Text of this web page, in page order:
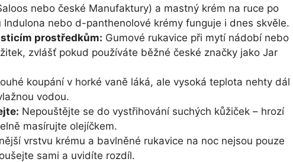
nebo české Manufaktury) a mastný krém na ruce po
nebo d-panthenolové krémy funguje i dnes skvěle.
prostředkům: Gumové rukavice při mytí nádobí nebo
zvlášť pokud používáte běžné české značky jako Jar
koupání v horké vaně láká, ale vysoká teplota nehty dál
vodou.
Nepouštějte se do vystřihování suchých kůžiček – hrozí
masírujte olejíčkem.
vrstvu krému a bavlněné rukavice na noc nejsou pouze
sami a uvidíte rozdíl.